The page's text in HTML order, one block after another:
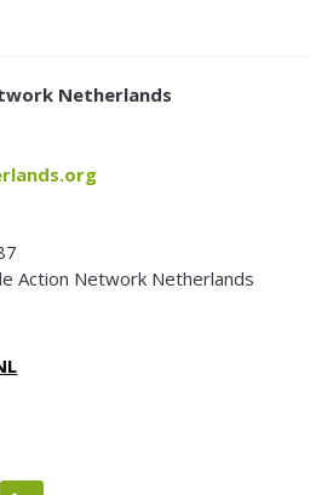
Netherlands
Action Network Netherlands